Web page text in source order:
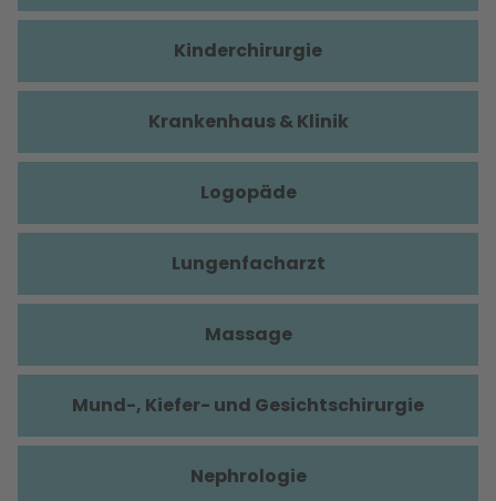
Kinderchirurgie
Krankenhaus & Klinik
Logopäde
Lungenfacharzt
Massage
Mund-, Kiefer- und Gesichtschirurgie
Nephrologie